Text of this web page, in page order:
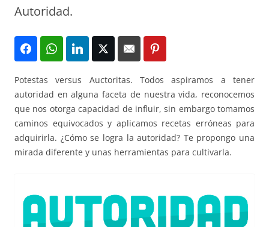
Autoridad.
Potestas versus Auctoritas. Todos aspiramos a tener
autoridad en alguna faceta de nuestra vida, reconocemos
que nos otorga capacidad de influir, sin embargo tomamos
caminos equivocados y aplicamos recetas erróneas para
adquirirla. ¿Cómo se logra la autoridad? Te propongo una
mirada diferente y unas herramientas para cultivarla.